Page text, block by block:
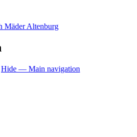
Mäder Altenburg
Hide — Main navigation